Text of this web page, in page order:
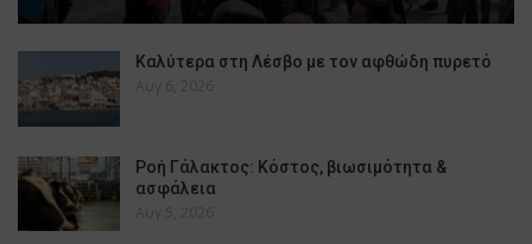
Καλύτερα στη Λέσβο με τον αφθώδη πυρετό
Αυγ 6, 2026
Ροή Γάλακτος: Κόστος, βιωσιμότητα &
ασφάλεια
Αυγ 5, 2026